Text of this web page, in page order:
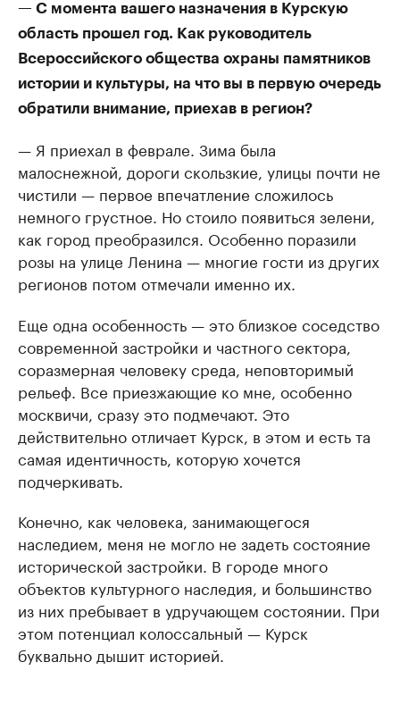
— С момента вашего назначения в Курскую
область прошел год. Как руководитель
Всероссийского общества охраны памятников
истории и культуры, на что вы в первую очередь
обратили внимание, приехав в регион?
— Я приехал в феврале. Зима была
малоснежной, дороги скользкие, улицы почти не
чистили — первое впечатление сложилось
немного грустное. Но стоило появиться зелени,
как город преобразился. Особенно поразили
розы на улице Ленина — многие гости из других
регионов потом отмечали именно их.
Еще одна особенность — это близкое соседство
современной застройки и частного сектора,
соразмерная человеку среда, неповторимый
рельеф. Все приезжающие ко мне, особенно
москвичи, сразу это подмечают. Это
действительно отличает Курск, в этом и есть та
самая идентичность, которую хочется
подчеркивать.
Конечно, как человека, занимающегося
наследием, меня не могло не задеть состояние
исторической застройки. В городе много
объектов культурного наследия, и большинство
из них пребывает в удручающем состоянии. При
этом потенциал колоссальный — Курск
буквально дышит историей.